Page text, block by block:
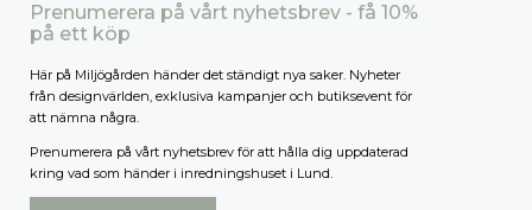
Prenumerera på vårt nyhetsbrev - få 10%
på ett köp
Här på Miljögården händer det ständigt nya saker. Nyheter
från designvärlden, exklusiva kampanjer och butiksevent för
att nämna några.
Prenumerera på vårt nyhetsbrev för att hålla dig uppdaterad
kring vad som händer i inredningshuset i Lund.